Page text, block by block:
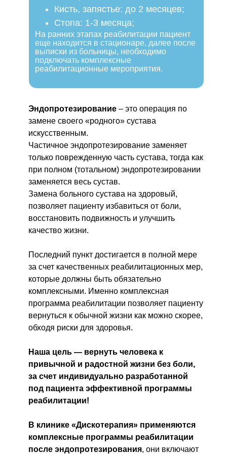
Эндопротезирование– это операция по
замене своего «родного» сустава
искусственным.
Частичное эндопротезирование заменяет
только поврежденную часть сустава, тогда как
при полном (тотальном) эндопротезировании
заменяется весь сустав.
Замена больного сустава на здоровый,
позволяет пациенту избавиться от боли,
восстановить подвижность и улучшить
качество жизни.
Последний пункт достигается в полной мере
за счет качественных реабилитационных мер,
которые должны быть обязательно
комплексными. Именно комплексная
программа реабилитации позволяет пациенту
вернуться к обычной жизни как можно скорее,
обходя риски для здоровья.
Наша цель — вернуть человека к
привычной и радостной жизни без боли,
за счет индивидуально разработанной
под пациента эффективной программы
реабилитации!
В клинике «Дискотерапия» применяются
комплексные программы реабилитации
после эндопротезирования, они включают
Кисть, запястье: до 2 месяцев;
Стопа: 1-3 месяца;
На ранних этапах реабилитации пациент
еще находится в стационаре, далее после
выписки из больницы, необходимо
подключать комплексные
реабилитационные мероприятия.